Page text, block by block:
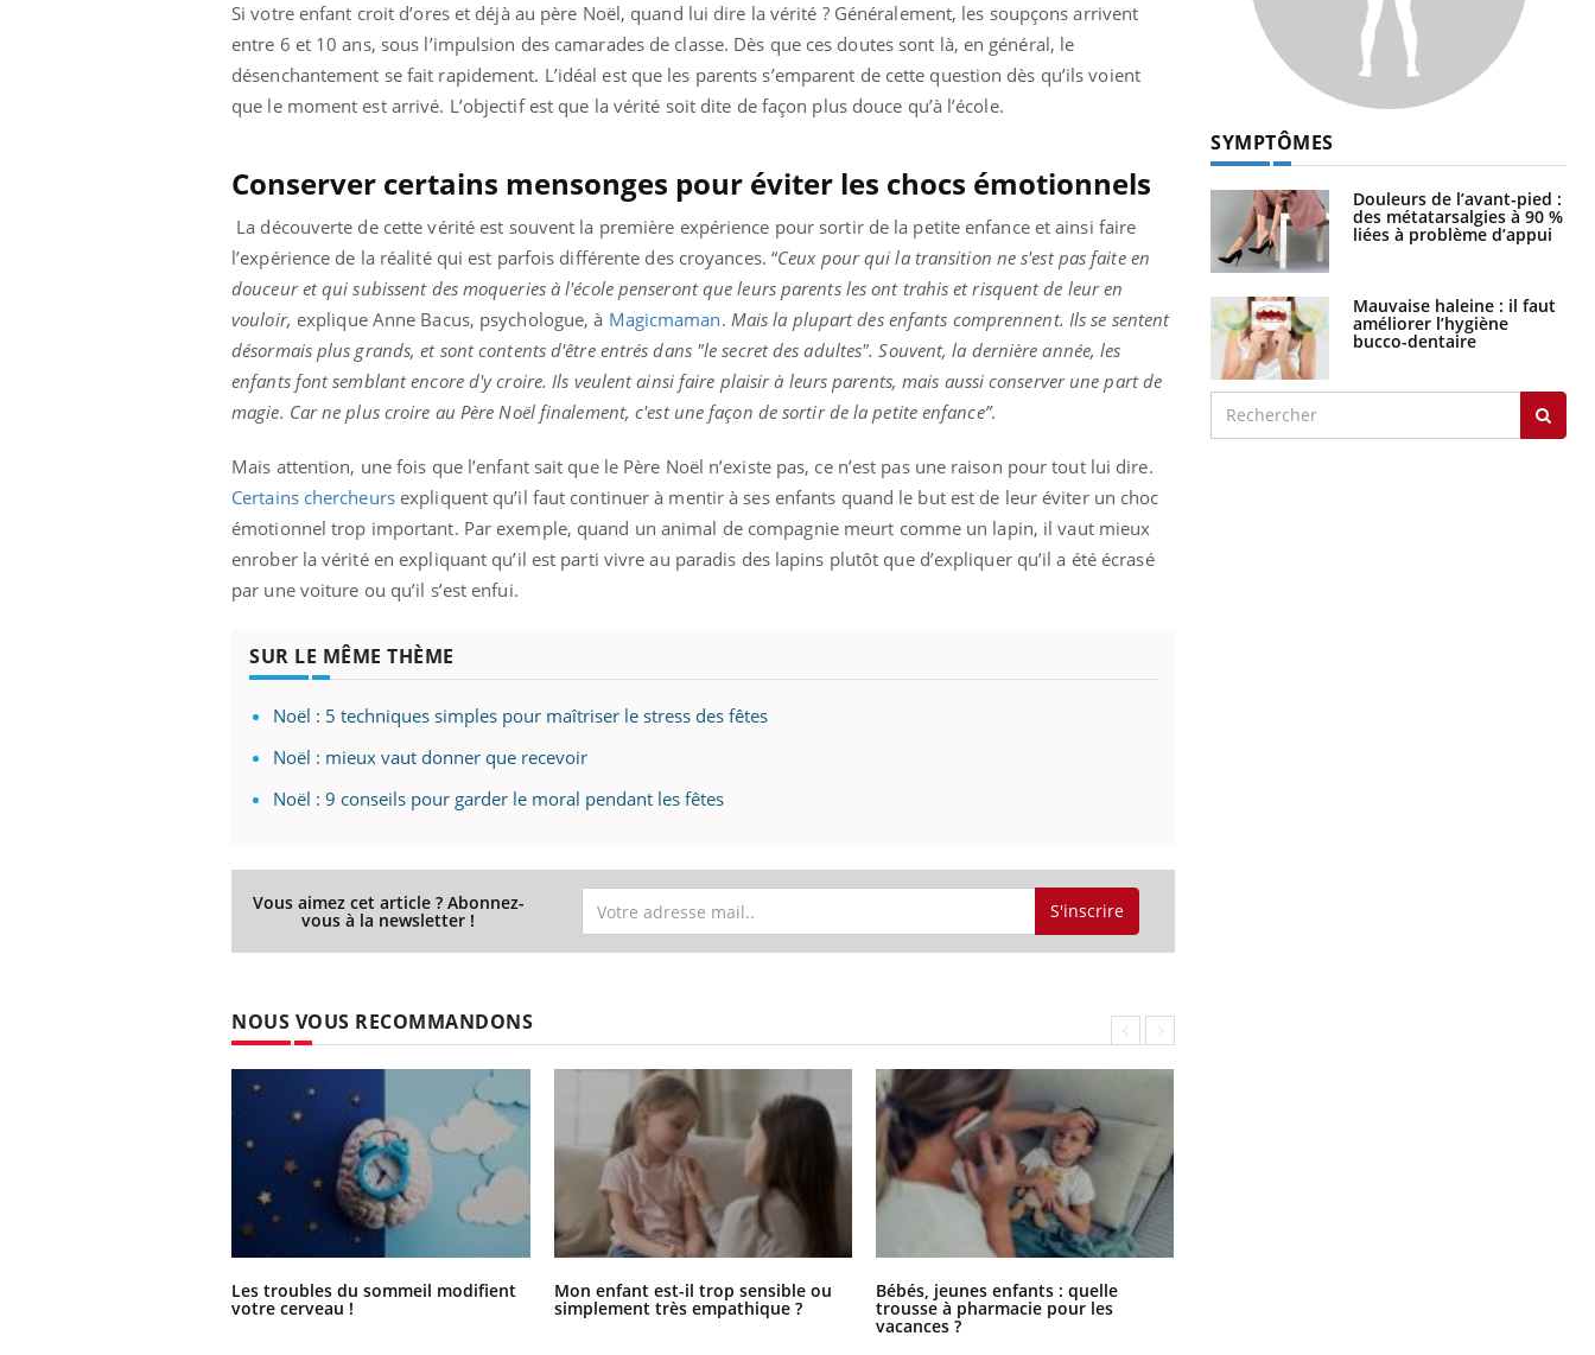
Si votre enfant croit d’ores et déjà au père Noël, quand lui dire la vérité ? Généralement, les soupçons arrivent
entre 6 et 10 ans, sous l’impulsion des camarades de classe. Dès que ces doutes sont là, en général, le
désenchantement se fait rapidement. L’idéal est que les parents s’emparent de cette question dès qu’ils voient
que le moment est arrivé. L’objectif est que la vérité soit dite de façon plus douce qu’à l’école.
Conserver certains mensonges pour éviter les chocs émotionnels
La découverte de cette vérité est souvent la première expérience pour sortir de la petite enfance et ainsi faire
l’expérience de la réalité qui est parfois différente des croyances. “Ceux pour qui la transition ne s'est pas faite en
douceur et qui subissent des moqueries à l'école penseront que leurs parents les ont trahis et risquent de leur en
vouloir, explique Anne Bacus, psychologue, à Magicmaman. Mais la plupart des enfants comprennent. Ils se sentent
désormais plus grands, et sont contents d'être entrés dans "le secret des adultes". Souvent, la dernière année, les
enfants font semblant encore d'y croire. Ils veulent ainsi faire plaisir à leurs parents, mais aussi conserver une part de
magie. Car ne plus croire au Père Noël finalement, c'est une façon de sortir de la petite enfance”.
Mais attention, une fois que l’enfant sait que le Père Noël n’existe pas, ce n’est pas une raison pour tout lui dire.
Certains chercheursexpliquent qu’il faut continuer à mentir à ses enfants quand le but est de leur éviter un choc
émotionnel trop important. Par exemple, quand un animal de compagnie meurt comme un lapin, il vaut mieux
enrober la vérité en expliquant qu’il est parti vivre au paradis des lapins plutôt que d’expliquer qu’il a été écrasé
par une voiture ou qu’il s’est enfui.
SUR LE MÊME THÈME
Noël : 5 techniques simples pour maîtriser le stress des fêtes
Noël : mieux vaut donner que recevoir
Noël : 9 conseils pour garder le moral pendant les fêtes
Vous aimez cet article ? Abonnez-
vous à la newsletter ! S'inscrire
NOUS VOUS RECOMMANDONS
Les troubles du sommeil modifient
votre cerveau !
Mon enfant est-il trop sensible ou
simplement très empathique ?
Bébés, jeunes enfants : quelle
trousse à pharmacie pour les
vacances ?
SYMPTÔMES
Douleurs de l’avant-pied :
des métatarsalgies à 90 %
liées à problème d’appui
Mauvaise haleine : il faut
améliorer l’hygiène
bucco-dentaire